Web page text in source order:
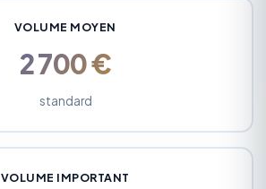
VOLUME MOYEN
2 700 €
standard
VOLUME IMPORTANT